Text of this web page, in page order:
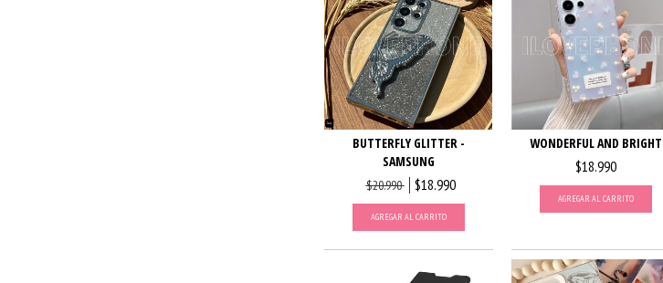
BUTTERFLY GLITTER -
SAMSUNG
$20.990 $18.990
AGREGAR AL CARRITO
WONDERFUL AND BRIGHT
$18.990
AGREGAR AL CARRITO